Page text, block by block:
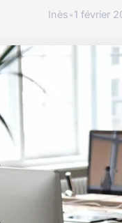
Inès•1 février